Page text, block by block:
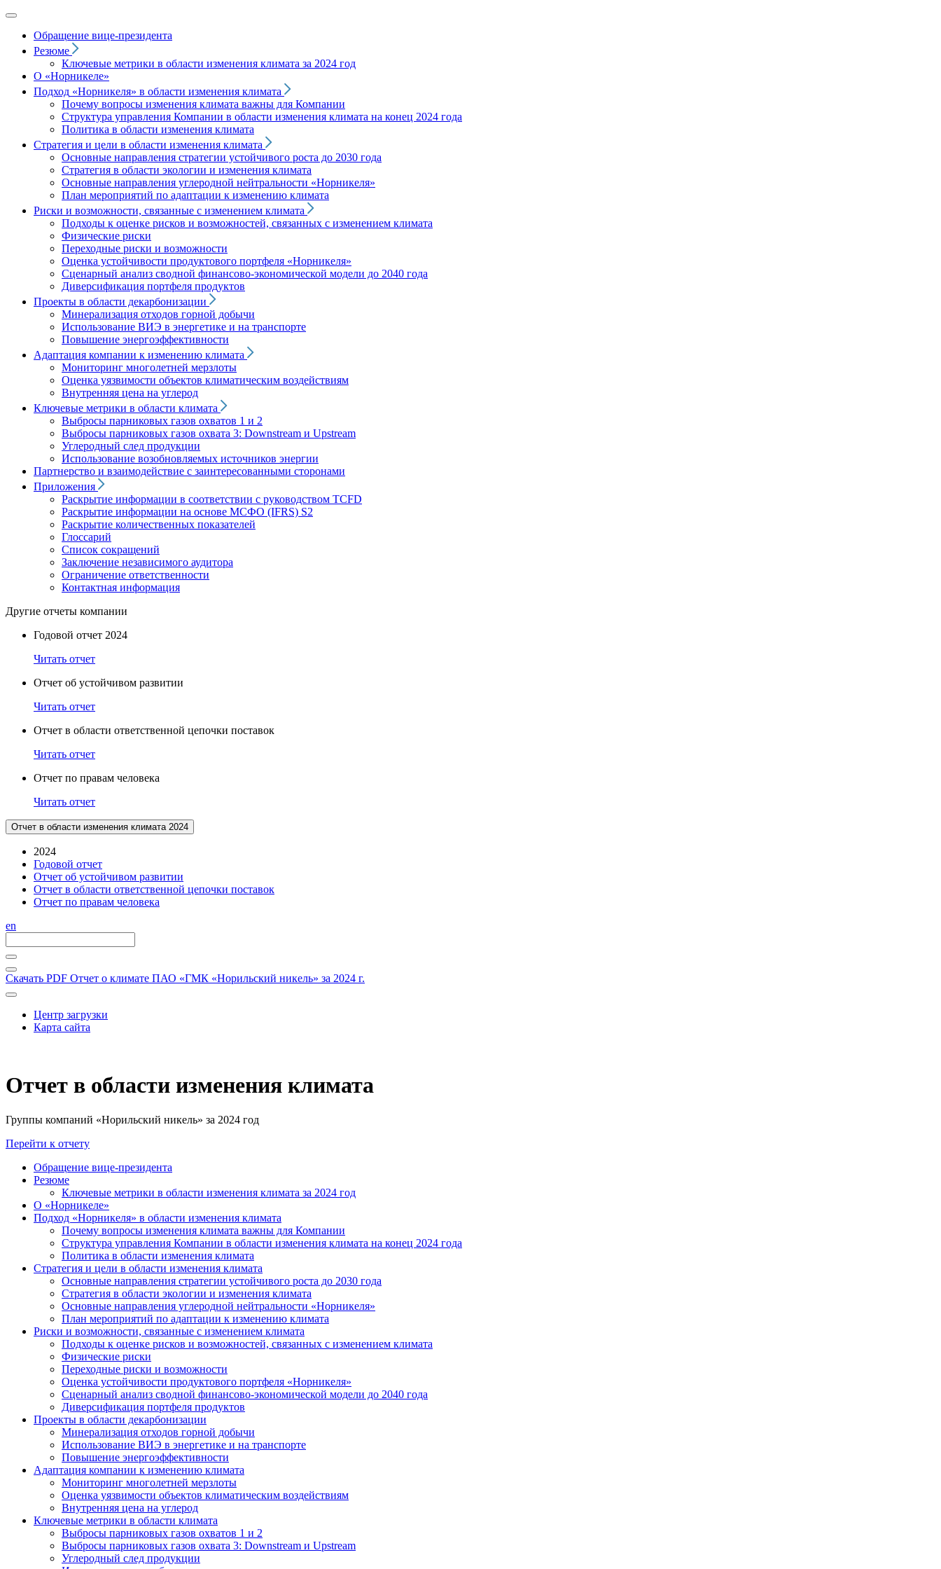
Обращение вице‑президента
Резюме
Ключевые метрики в области изменения климата за 2024 год
О «Норникеле»
Подход «Норникеля» в области изменения климата
Почему вопросы изменения климата важны для Компании
Структура управления Компании в области изменения климата на конец 2024 года
Политика в области изменения климата
Стратегия и цели в области изменения климата
Основные направления стратегии устойчивого роста до 2030 года
Стратегия в области экологии и изменения климата
Основные направления углеродной нейтральности «Норникеля»
План мероприятий по адаптации к изменению климата
Риски и возможности, связанные с изменением климата
Подходы к оценке рисков и возможностей, связанных с изменением климата
Физические риски
Переходные риски и возможности
Оценка устойчивости продуктового портфеля «Норникеля»
Сценарный анализ сводной финансово-экономической модели до 2040 года
Диверсификация портфеля продуктов
Проекты в области декарбонизации
Минерализация отходов горной добычи
Использование ВИЭ в энергетике и на транспорте
Повышение энергоэффективности
Адаптация компании к изменению климата
Мониторинг многолетней мерзлоты
Оценка уязвимости объектов климатическим воздействиям
Внутренняя цена на углерод
Ключевые метрики в области климата
Выбросы парниковых газов охватов 1 и 2
Выбросы парниковых газов охвата 3: Downstream и Upstream
Углеродный след продукции
Использование возобновляемых источников энергии
Партнерство и взаимодействие с заинтересованными сторонами
Приложения
Раскрытие информации в соответствии с руководством TCFD
Раскрытие информации на основе МСФО (IFRS) S2
Раскрытие количественных показателей
Глоссарий
Список сокращений
Заключение независимого аудитора
Ограничение ответственности
Контактная информация
Другие отчеты компании
Годовой отчет 2024
Читать отчет
Отчет об устойчивом развитии
Читать отчет
Отчет в области ответственной цепочки поставок
Читать отчет
Отчет по правам человека
Читать отчет
Отчет в области изменения климата 2024
2024
Годовой отчет
Отчет об устойчивом развитии
Отчет в области ответственной цепочки поставок
Отчет по правам человека
en
Скачать PDF Отчет о климате ПАО «ГМК «Норильский никель» за 2024 г.
Центр загрузки
Карта сайта
Отчет в области изменения климата
Группы компаний «Норильский никель» за 2024 год
Перейти к отчету
Обращение вице-президента
Резюме
Ключевые метрики в области изменения климата за 2024 год
О «Норникеле»
Подход «Норникеля» в области изменения климата
Почему вопросы изменения климата важны для Компании
Структура управления Компании в области изменения климата на конец 2024 года
Политика в области изменения климата
Стратегия и цели в области изменения климата
Основные направления стратегии устойчивого роста до 2030 года
Стратегия в области экологии и изменения климата
Основные направления углеродной нейтральности «Норникеля»
План мероприятий по адаптации к изменению климата
Риски и возможности, связанные с изменением климата
Подходы к оценке рисков и возможностей, связанных с изменением климата
Физические риски
Переходные риски и возможности
Оценка устойчивости продуктового портфеля «Норникеля»
Сценарный анализ сводной финансово-экономической модели до 2040 года
Диверсификация портфеля продуктов
Проекты в области декарбонизации
Минерализация отходов горной добычи
Использование ВИЭ в энергетике и на транспорте
Повышение энергоэффективности
Адаптация компании к изменению климата
Мониторинг многолетней мерзлоты
Оценка уязвимости объектов климатическим воздействиям
Внутренняя цена на углерод
Ключевые метрики в области климата
Выбросы парниковых газов охватов 1 и 2
Выбросы парниковых газов охвата 3: Downstream и Upstream
Углеродный след продукции